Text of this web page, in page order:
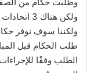
ولكن
ولكننا سوف نوفر
طلب الحكام قبل
الطلب وفقًا